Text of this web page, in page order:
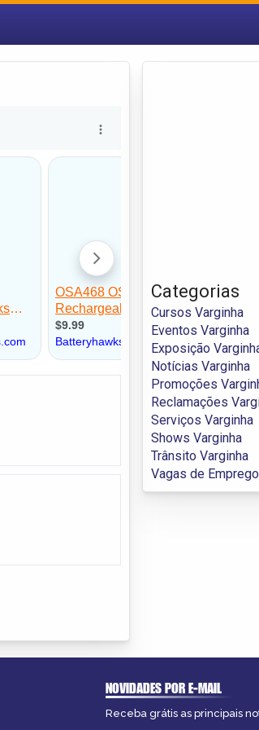
Categorias
Cursos Varginha
Eventos Varginha
Exposição
Notícias Varginha
Promoções
Reclamações
Serviços Varginha
Shows Varginha
Trânsito Varginha
Vagas de
NOVIDADES POR E-MAIL
Receba grátis as principais